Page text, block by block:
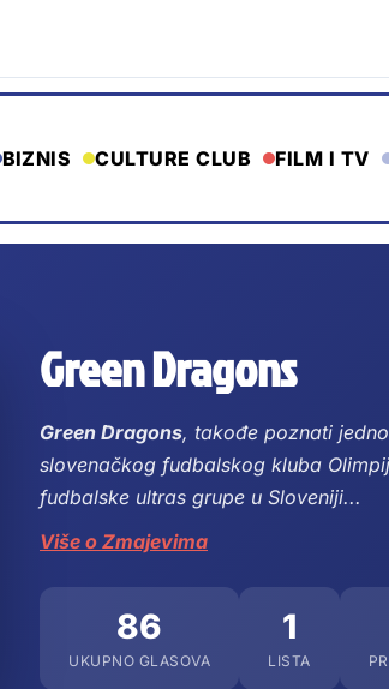
BIZNIS CULTURE CLUB FILM I TV
Green Dragons
Green Dragons, takođe poznati
slovenačkog fudbalskog kluba
fudbalske ultras grupe u Sloveniji...
Više o Zmajevima
86
UKUPNO GLASOVA
1
LISTA